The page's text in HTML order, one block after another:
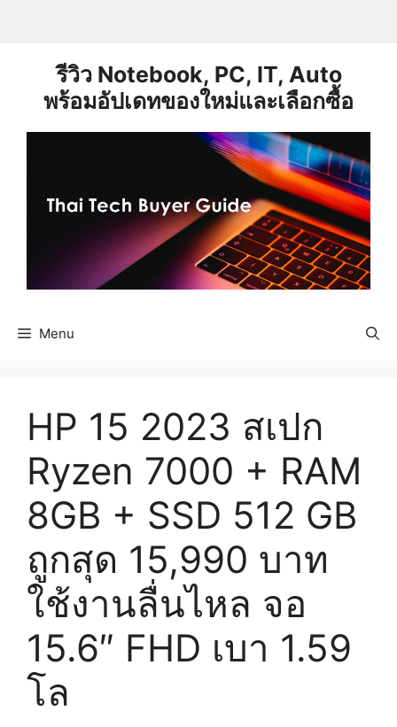
รีวิว Notebook, PC, IT, Auto
พร้อมอัปเดทของใหม่และเลือกซื้อ
Menu
HP 15 2023 สเปก
Ryzen 7000 + RAM
8GB + SSD 512 GB
ถูกสุด 15,990 บาท
ใช้งานลื่นไหล จอ
15.6″ FHD เบา 1.59
โล